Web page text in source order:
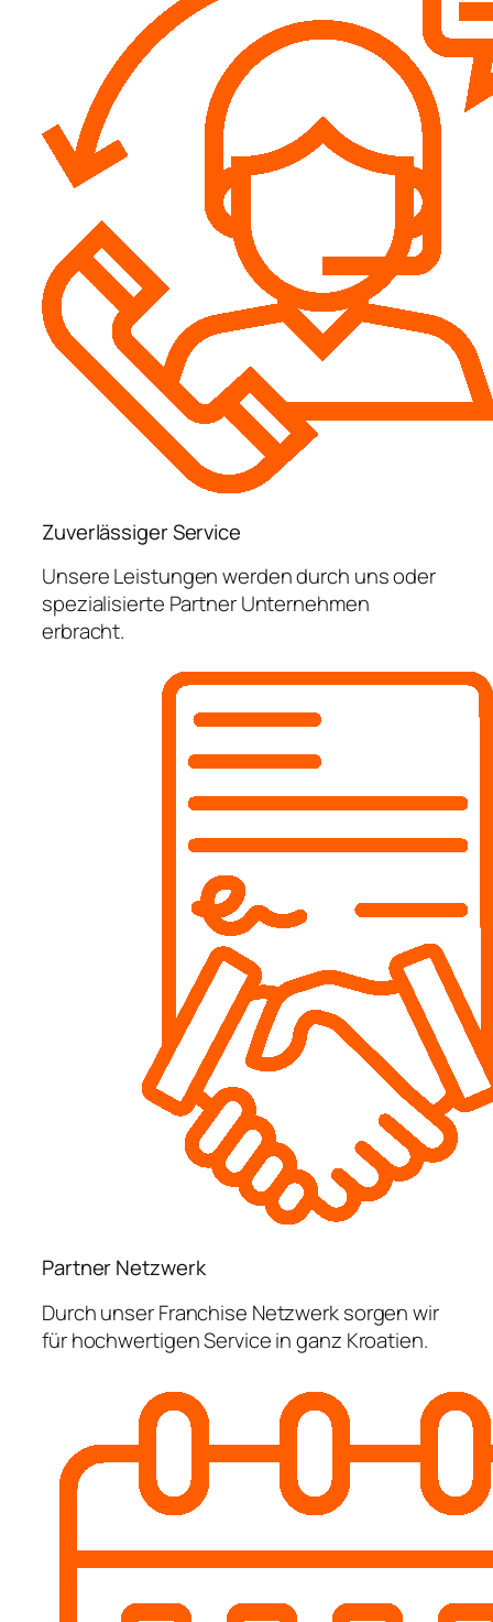
Zuverlässiger Service
Unsere Leistungen werden durch uns oder
spezialisierte Partner Unternehmen
erbracht.
Partner Netzwerk
Durch unser Franchise Netzwerk sorgen wir
für hochwertigen Service in ganz Kroatien.